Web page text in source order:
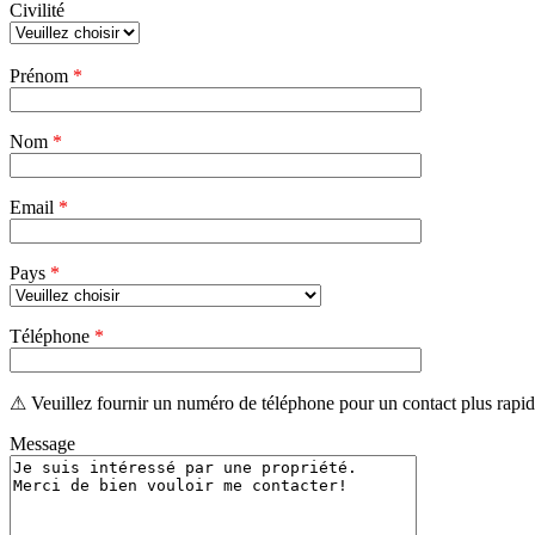
Civilité
laisser
vide.
Prénom *
Nom *
Email *
Pays *
Téléphone *
⚠ Veuillez fournir un numéro de téléphone pour un contact plus
Message